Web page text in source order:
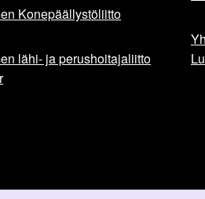
Konepäällystöliitto
lähi- ja perushoitajaliitto